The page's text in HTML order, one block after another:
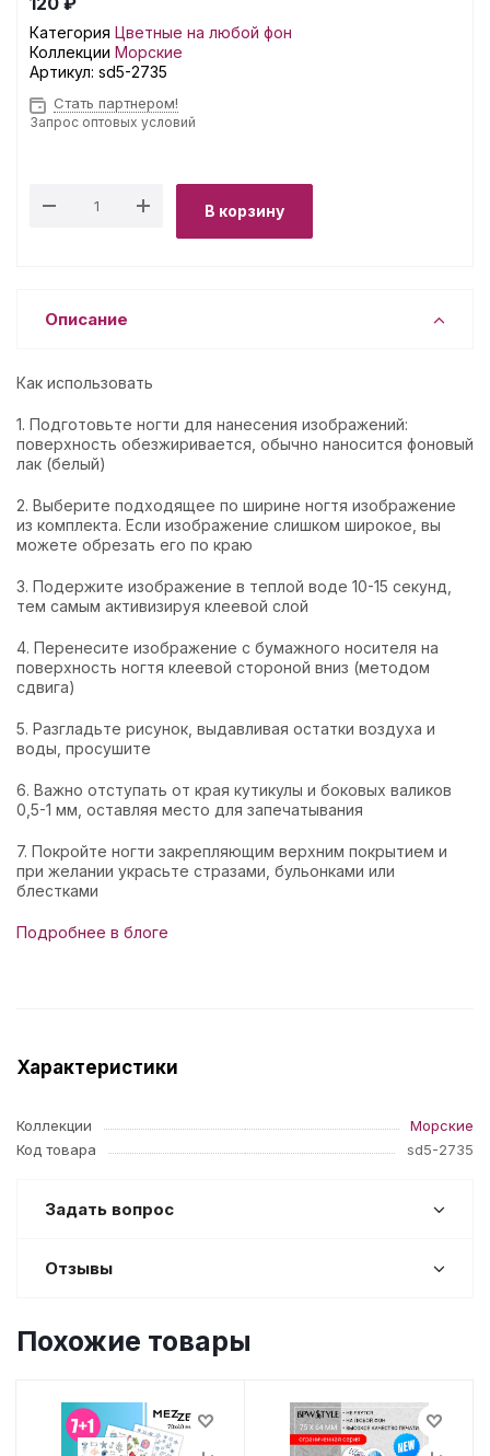
Категория Цветные на любой фон
Коллекции Морские
Артикул: sd5-2735
Стать партнером!
Запрос оптовых условий
В корзину
Описание
Как использовать
1. Подготовьте ногти для нанесения изображений:
поверхность обезжиривается, обычно наносится фоновый
лак (белый)
2. Выберите подходящее по ширине ногтя изображение
из комплекта. Если изображение слишком широкое, вы
можете обрезать его по краю
3. Подержите изображение в теплой воде 10-15 секунд,
тем самым активизируя клеевой слой
4. Перенесите изображение с бумажного носителя на
поверхность ногтя клеевой стороной вниз (методом
сдвига)
5. Разгладьте рисунок, выдавливая остатки воздуха и
воды, просушите
6. Важно отступать от края кутикулы и боковых валиков
0,5-1 мм, оставляя место для запечатывания
7. Покройте ногти закрепляющим верхним покрытием и
при желании украсьте стразами, бульонками или
блестками
Подробнее в блоге
Характеристики
Коллекции
Морские
Код товара
sd5-2735
Задать вопрос
Отзывы
Похожие товары